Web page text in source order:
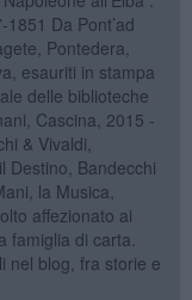
Da Pont’ad
Pontedera,
esauriti in stampa
delle biblioteche
Cascina, 2015 -
& Vivaldi,
Destino, Bandecchi
la Musica,
affezionato ai
famiglia di carta.
nel blog, fra storie e